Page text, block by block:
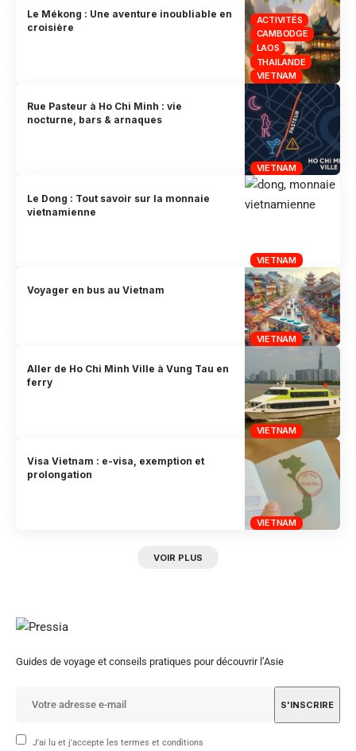
ACTIVITÉS
CAMBODGE
LAOS
THAILANDE
VIETNAM
Le Mékong : Une aventure inoubliable en
croisière
VIETNAM
Rue Pasteur à Ho Chi Minh : vie
nocturne, bars & arnaques
VIETNAM
Le Dong : Tout savoir sur la monnaie
vietnamienne
VIETNAM
Voyager en bus au Vietnam
VIETNAM
Aller de Ho Chi Minh Ville à Vung Tau en
ferry
VIETNAM
Visa Vietnam : e-visa, exemption et
prolongation
VOIR PLUS
Guides de voyage et conseils pratiques pour découvrir l’Asie
J'ai lu et j'accepte les termes et conditions